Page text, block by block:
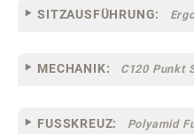
SITZAUSFÜHRUNG:
MECHANIK: C120 Punkt
FUSSKREUZ: Polyamid